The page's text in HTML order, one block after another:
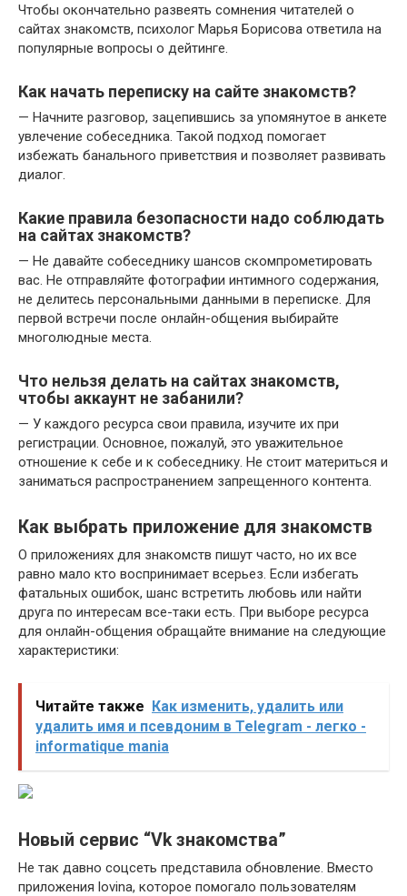
Чтобы окончательно развеять сомнения читателей о
сайтах знакомств, психолог Марья Борисова ответила на
популярные вопросы о дейтинге.
Как начать переписку на сайте знакомств?
— Начните разговор, зацепившись за упомянутое в анкете
увлечение собеседника. Такой подход помогает
избежать банального приветствия и позволяет развивать
диалог.
Какие правила безопасности надо соблюдать
на сайтах знакомств?
— Не давайте собеседнику шансов скомпрометировать
вас. Не отправляйте фотографии интимного содержания,
не делитесь персональными данными в переписке. Для
первой встречи после онлайн-общения выбирайте
многолюдные места.
Что нельзя делать на сайтах знакомств,
чтобы аккаунт не забанили?
— У каждого ресурса свои правила, изучите их при
регистрации. Основное, пожалуй, это уважительное
отношение к себе и к собеседнику. Не стоит материться и
заниматься распространением запрещенного контента.
Как выбрать приложение для знакомств
О приложениях для знакомств пишут часто, но их все
равно мало кто воспринимает всерьез. Если избегать
фатальных ошибок, шанс встретить любовь или найти
друга по интересам все-таки есть. При выборе ресурса
для онлайн-общения обращайте внимание на следующие
характеристики:
Читайте также Как изменить, удалить или
удалить имя и псевдоним в Telegram - легко -
informatique mania
Новый сервис “Vk знакомства”
Не так давно соцсеть представила обновление. Вместо
приложения lovina, которое помогало пользователям